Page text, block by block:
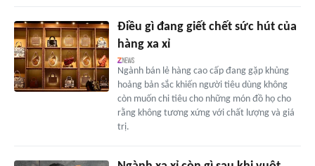
Điều gì đang giết chết sức hút của
hàng xa xỉ
Ngành bán lẻ hàng cao cấp đang gặp khủng
hoảng bản sắc khiến người tiêu dùng không
còn muốn chi tiêu cho những món đồ họ cho
rằng không tương xứng với chất lượng và giá
trị.